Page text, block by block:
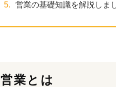
5. 営業の基礎知識を解説しま
営業とは